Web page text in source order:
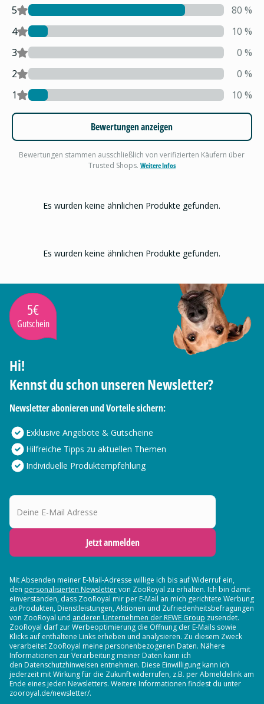
5 80 %
4
10 %
3
0 %
2
0 %
1
10 %
Bewertungen anzeigen
Bewertungen stammen ausschließlich von verifizierten Käufern über
Trusted Shops. Weitere Infos
Es wurden keine ähnlichen Produkte gefunden.
Es wurden keine ähnlichen Produkte gefunden.
5€
Gutschein
Hi!
Kennst du schon unseren Newsletter?
Newsletter abonieren und Vorteile sichern:
Exklusive Angebote & Gutscheine
Hilfreiche Tipps zu aktuellen Themen
Individuelle Produktempfehlung
Deine E-Mail Adresse
Jetzt anmelden
Mit Absenden meiner E-Mail-Adresse willige ich bis auf Widerruf ein,
den personalisierten Newslettervon ZooRoyal zu erhalten. Ich bin damit
einverstanden, dass ZooRoyal mir per E-Mail an mich gerichtete Werbung
zu Produkten, Dienstleistungen, Aktionen und Zufriedenheitsbefragungen
von ZooRoyal und anderen Unternehmen der REWE Group zusendet.
ZooRoyal darf zur Werbeoptimierung die Öffnung der E-Mails sowie
Klicks auf enthaltene Links erheben und analysieren. Zu diesem Zweck
verarbeitet ZooRoyal meine personenbezogenen Daten. Nähere
Informationen zur Verarbeitung meiner Daten kann ich
den Datenschutzhinweisen entnehmen. Diese Einwilligung kann ich
jederzeit mit Wirkung für die Zukunft widerrufen, z.B. per Abmeldelink am
Ende eines jeden Newsletters. Weitere Informationen findest du unter
zooroyal.de/newsletter/.